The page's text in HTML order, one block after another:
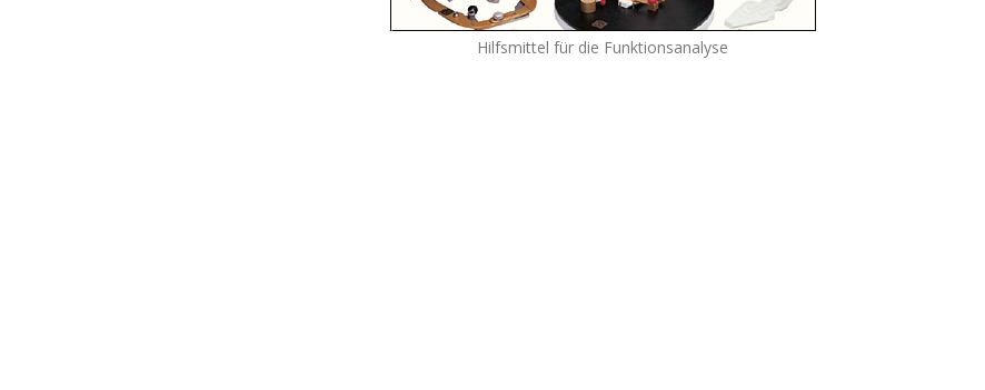
Hilfsmittel für die Funktionsanalyse